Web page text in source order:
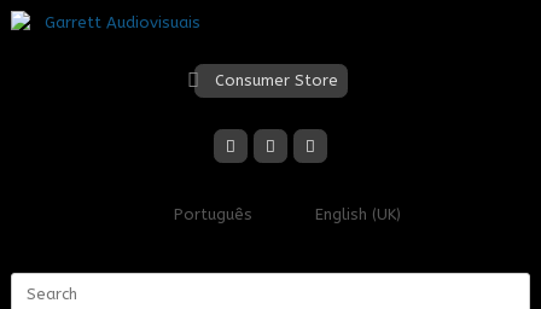
Skip
to
Consumer Store
Português English (UK)